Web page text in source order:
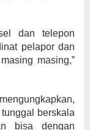
dan telepon
pelapor dan
masing,”
berskala
bisa dengan